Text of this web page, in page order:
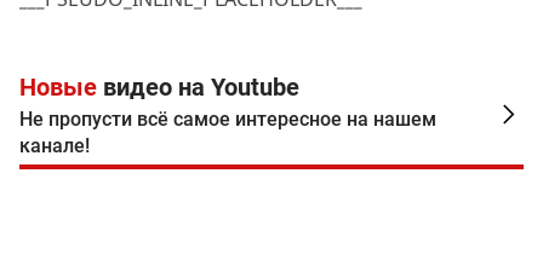
Новые видео на Youtube
Не пропусти всё самое интересное на нашем
канале!